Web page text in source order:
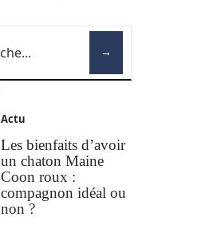
Actu
Les bienfaits d’avoir
un chaton Maine
Coon roux :
compagnon idéal ou
non ?